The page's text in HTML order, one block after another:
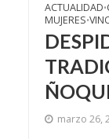
ACTUALIDAD•
MUJERES•
marzo 26,